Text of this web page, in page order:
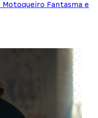
Motoqueiro Fantasma e